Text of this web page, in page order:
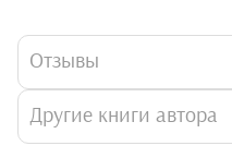
Отзывы
Другие книги автора